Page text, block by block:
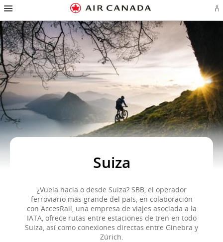
página
de
inicio
Omitir
pasar
a
la
pantalla
de
navegación
principal
Omitir
pasar
al
contenido
campo
de
búsqueda
Omitir
pasar
a
los
vínculos
del
pie
de
página
Omitir
pasar
al
mapa
del
sitio
Omitir
pasar
a
Contáctenos
Suiza
¿Vuela hacia o desde Suiza? SBB, el operador
ferroviario más grande del país, en colaboración
con AccesRail, una empresa de viajes asociada a la
IATA, ofrece rutas entre estaciones de tren en todo
Suiza, así como conexiones directas entre Ginebra y
Zúrich.